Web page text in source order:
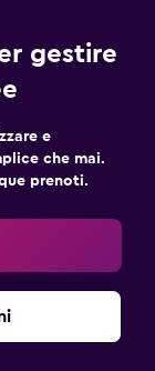
gestire
e
che mai.
prenoti.